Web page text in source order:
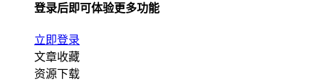
登录后即可体验更多功能
立即登录
文章收藏
资源下载